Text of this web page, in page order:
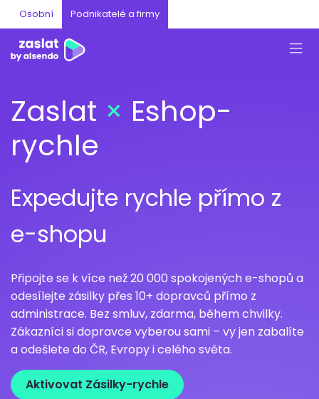
Osobní Podnikatelé a firmy
Zaslat × Eshop-
rychle
Expedujte rychle přímo z
e-shopu
Připojte se k více než 20 000 spokojených e-shopů a
odesílejte zásilky přes 10+ dopravců přímo z
administrace. Bez smluv, zdarma, během chvilky.
Zákazníci si dopravce vyberou sami – vy jen zabalíte
a odešlete do ČR, Evropy i celého světa.
Aktivovat Zásilky-rychle